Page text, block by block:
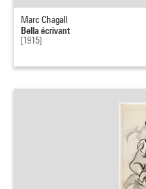
Marc Chagall
Bella écrivant
[1915]